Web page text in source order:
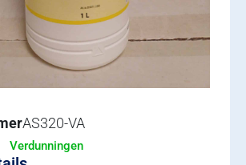
AS320-VA
Verdunningen